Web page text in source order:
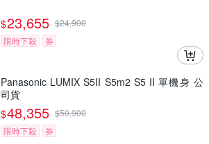
$23,655 $24,900
限時下殺
券
Panasonic LUMIX S5II S5m2 S5 II 單機身 公
司貨
$48,355 $50,900
限時下殺
券